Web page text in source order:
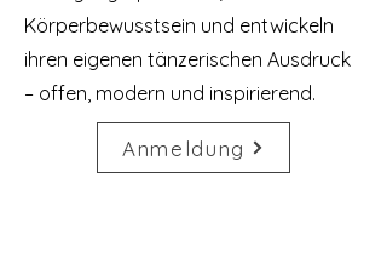
Körperbewusstsein und entwickeln
ihren eigenen tänzerischen Ausdruck
– offen, modern und inspirierend.
Anmeldung